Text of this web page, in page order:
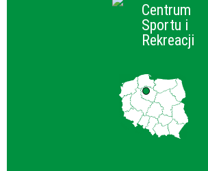
Centrum
Sportu i
Rekreacji